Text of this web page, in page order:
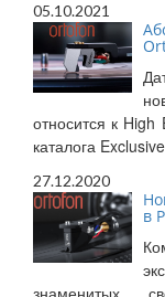
05.10.2021
относится к
каталога
27.12.2020
в